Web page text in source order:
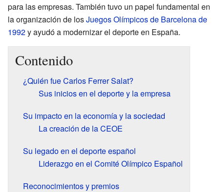
para las empresas. También tuvo un papel fundamental en
la organización de losJuegos Olímpicos de Barcelona de
1992y ayudó a modernizar el deporte en España.
Contenido
¿Quién fue Carlos Ferrer Salat?
Sus inicios en el deporte y la empresa
Su impacto en la economía y la sociedad
La creación de la CEOE
Su legado en el deporte español
Liderazgo en el Comité Olímpico Español
Reconocimientos y premios